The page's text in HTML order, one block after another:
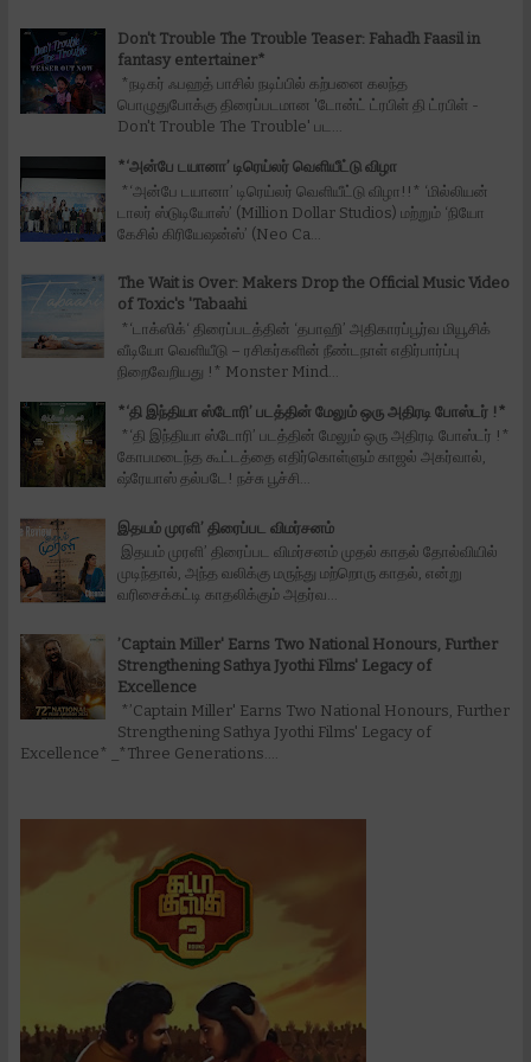
Don't Trouble The Trouble Teaser: Fahadh Faasil in
fantasy entertainer*
*நடிகர் ஃபஹத் பாசில் நடிப்பில் கற்பனை கலந்த
பொழுதுபோக்கு திரைப்படமான 'டோன்ட் ட்ரபிள் தி ட்ரபிள் -
Don't Trouble The Trouble' பட...
*‘அன்பே டயானா’ டிரெய்லர் வெளியீட்டு விழா
*‘அன்பே டயானா’ டிரெய்லர் வெளியீட்டு விழா!!* ‘மில்லியன்
டாலர் ஸ்டுடியோஸ்’ (Million Dollar Studios) மற்றும் ‘நியோ
கேசில் கிரியேஷன்ஸ்’ (Neo Ca...
The Wait is Over: Makers Drop the Official Music Video
of Toxic's 'Tabaahi
*‘டாக்ஸிக்‘ திரைப்படத்தின் ‘தபாஹி’ அதிகாரப்பூர்வ மியூசிக்
வீடியோ வெளியீடு – ரசிகர்களின் நீண்டநாள் எதிர்பார்ப்பு
நிறைவேறியது !* Monster Mind...
*‘தி இந்தியா ஸ்டோரி’ படத்தின் மேலும் ஒரு அதிரடி போஸ்டர் !*
*‘தி இந்தியா ஸ்டோரி’ படத்தின் மேலும் ஒரு அதிரடி போஸ்டர் !*
கோபமடைந்த கூட்டத்தை எதிர்கொள்ளும் காஜல் அகர்வால்,
ஷ்ரேயாஸ் தல்படே! நச்சு பூச்சி...
இதயம் முரளி’ திரைப்பட விமர்சனம்
இதயம் முரளி’ திரைப்பட விமர்சனம் முதல் காதல் தோல்வியில்
முடிந்தால், அந்த வலிக்கு மருந்து மற்றொரு காதல், என்று
வரிசைக்கட்டி காதலிக்கும் அதர்வ...
’Captain Miller' Earns Two National Honours, Further
Strengthening Sathya Jyothi Films' Legacy of
Excellence
*’Captain Miller' Earns Two National Honours, Further
Strengthening Sathya Jyothi Films' Legacy of
Excellence* _*Three Generations....